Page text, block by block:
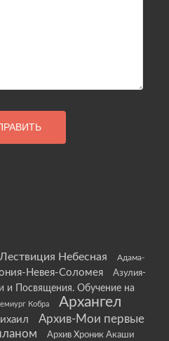
Небесная
Адама-
Невея-Соломея
Азулия-
и Посвящения. Обучение на
Кобра
Архангел
Архив-Мои первые
Архив Хроник Акаши